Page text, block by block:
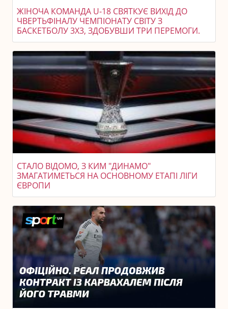
ЖІНОЧА КОМАНДА U-18 СВЯТКУЄ ВИХІД ДО
ЧВЕРТЬФІНАЛУ ЧЕМПІОНАТУ СВІТУ З
БАСКЕТБОЛУ 3X3, ЗДОБУВШИ ТРИ ПЕРЕМОГИ.
СТАЛО ВІДОМО, З КИМ "ДИНАМО"
ЗМАГАТИМЕТЬСЯ НА ОСНОВНОМУ ЕТАПІ ЛІГИ
ЄВРОПИ